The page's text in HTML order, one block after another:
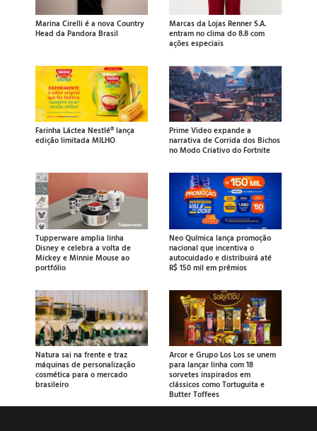
Marina Cirelli é a nova Country
Head da Pandora Brasil
Marcas da Lojas Renner S.A.
entram no clima do 8.8 com
ações especiais
Farinha Láctea Nestlé® lança
edição limitada MILHO
Prime Video expande a
narrativa de Corrida dos Bichos
no Modo Criativo do Fortnite
Tupperware amplia linha
Disney e celebra a volta de
Mickey e Minnie Mouse ao
portfólio
Neo Química lança promoção
nacional que incentiva o
autocuidado e distribuirá até
R$ 150 mil em prêmios
Natura sai na frente e traz
máquinas de personalização
cosmética para o mercado
brasileiro
Arcor e Grupo Los Los se unem
para lançar linha com 18
sorvetes inspirados em
clássicos como Tortuguita e
Butter Toffees